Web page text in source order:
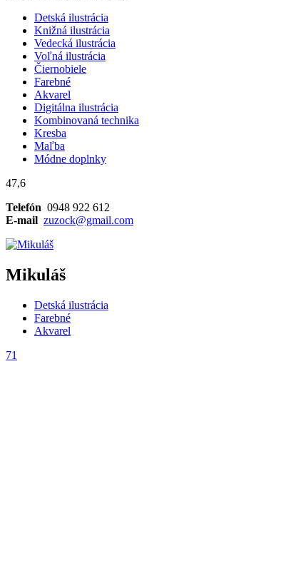
Detská ilustrácia
Knižná ilustrácia
Vedecká ilustrácia
Voľná ilustrácia
Čiernobiele
Farebné
Akvarel
Digitálna ilustrácia
Kombinovaná technika
Kresba
Maľba
Módne doplnky
47,6
Telefón 0948 922 612
E-mail zuzock@gmail.com
Mikuláš
Detská ilustrácia
Farebné
Akvarel
71